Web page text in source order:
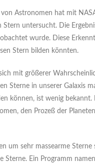
Astronomen hat mit
Stern untersucht. Die
wurde. Diese
Stern bilden könnten.
mit größerer
Sterne in unserer Galaxis
können, ist wenig
den Prozeß der
um sehr massearme
Sterne. Ein Programm